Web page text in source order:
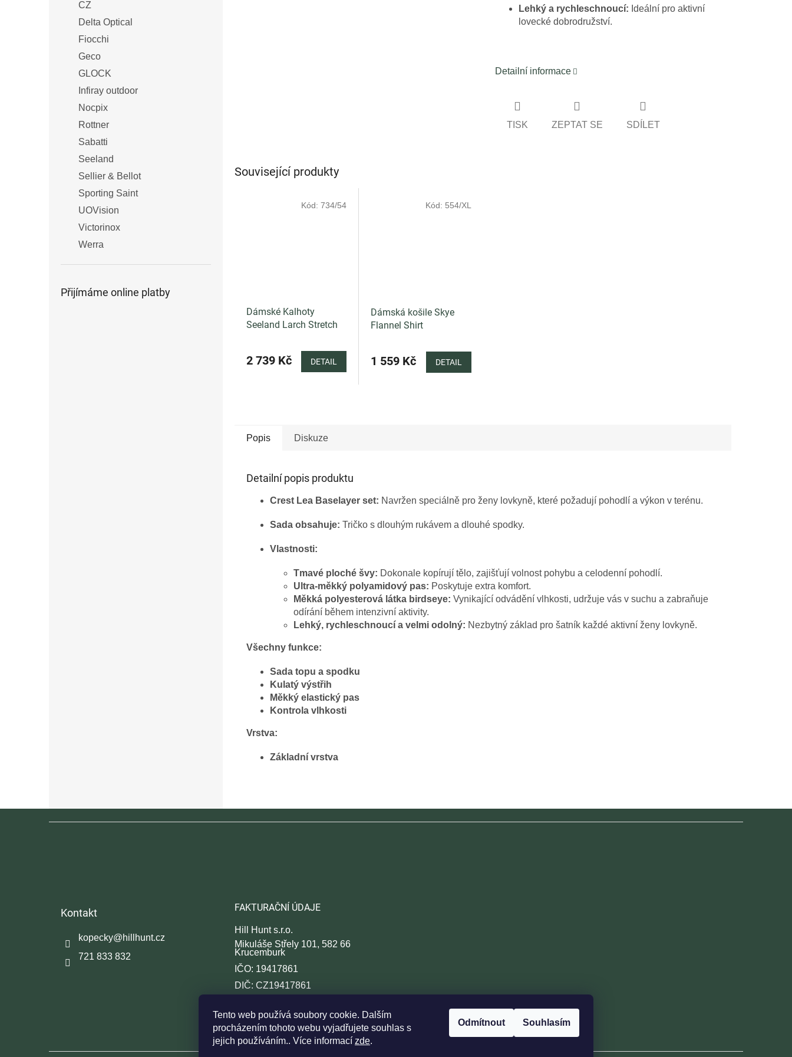
Tento web používá soubory cookie. Dalším
procházením tohoto webu vyjadřujete souhlas s
jejich používáním.. Více informací zde.
Odmítnout Souhlasím
CZ
Delta Optical
Fiocchi
Geco
GLOCK
Infiray outdoor
Nocpix
Rottner
Sabatti
Seeland
Sellier & Bellot
Sporting Saint
UOVision
Victorinox
Werra
Přijímáme online platby
Lehký a rychleschnoucí: Ideální pro aktivní
lovecké dobrodružství.
Detailní informace
TISK ZEPTAT SE SDÍLET
Související produkty
Dámské Kalhoty
Seeland Larch Stretch
2 739 Kč DETAIL
Kód: 734/54
Dámská košile Skye
Flannel Shirt
hodnocení
1 559 Kč DETAIL
Kód: 554/XL
Popis Diskuze
Detailní popis produktu
Crest Lea Baselayer set: Navržen speciálně pro ženy lovkyně, které požadují pohodlí a výkon v terénu.
Sada obsahuje: Tričko s dlouhým rukávem a dlouhé spodky.
Vlastnosti:
Tmavé ploché švy: Dokonale kopírují tělo, zajišťují volnost pohybu a celodenní pohodlí.
Ultra-měkký polyamidový pas: Poskytuje extra komfort.
Měkká polyesterová látka birdseye: Vynikající odvádění vlhkosti, udržuje vás v suchu a zabraňuje
odírání během intenzivní aktivity.
Lehký, rychleschnoucí a velmi odolný: Nezbytný základ pro šatník každé aktivní ženy lovkyně.
Všechny funkce:
Sada topu a spodku
Kulatý výstřih
Měkký elastický pas
Kontrola vlhkosti
Vrstva:
Základní vrstva
Kontakt
kopecky@hillhunt.cz
721 833 832
FAKTURAČNÍ ÚDAJE
Hill Hunt s.r.o.
Mikuláše Střely 101, 582 66
Krucemburk
IČO: 19417861
DIČ: CZ19417861